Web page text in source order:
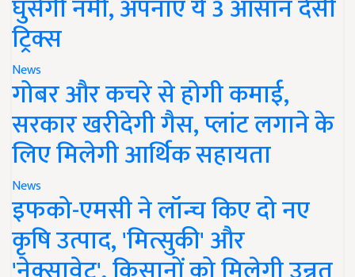
घुसेगी नमी, अपनाएं ये 3 आसान देसी
ट्रिक्स
News
गोबर और कचरे से होगी कमाई,
सरकार खरीदेगी गैस, प्लांट लगाने के
लिए मिलेगी आर्थिक सहायता
News
इफको-एमसी ने लॉन्च किए दो नए
कृषि उत्पाद, 'मित्सुकी' और